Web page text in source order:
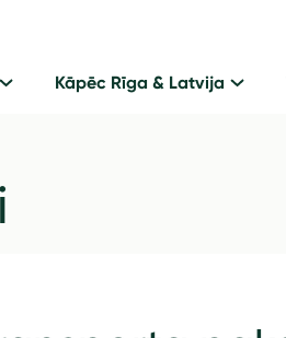
Kāpēc Rīga & Latvija